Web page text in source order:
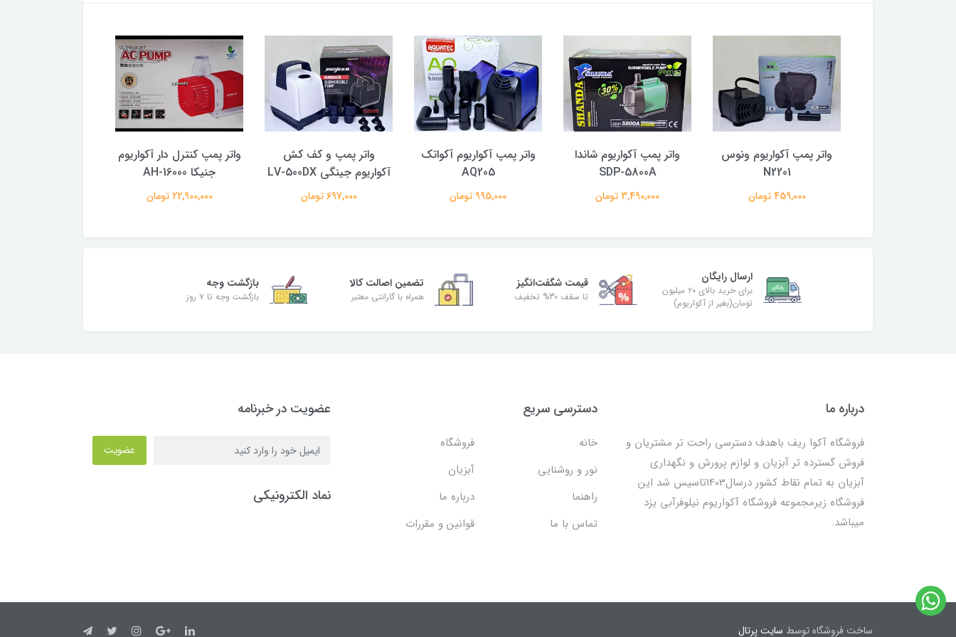
واتر پمپ آکواریوم ونوس
N2201
459,000 تومان
واتر پمپ آکواریوم شاندا
SDP-5800A
3,490,000 تومان
واتر پمپ آکواریوم آکواتک
AQ205
995,000 تومان
واتر پمپ و کف کش
آکواریوم جینگی LV-500DX
697,000 تومان
واتر پمپ کنترل دار آکواریوم
جنیکا AH-16000
22,900,000 تومان
ارسال رایگان
برای خرید بالای ۲۰ میلیون
تومان(بغیر از آکواریوم)
قیمت شگفت‌انگیز
تا سقف 30% تخفیف
تضمین اصالت کالا
همراه با گارانتی معتبر
بازگشت وجه
بازگشت وجه تا ۷ روز
درباره ما
فروشگاه آکوا ریف باهدف دسترسی راحت تر مشتریان و
فروش گسترده تر آبزیان و لوازم پرورش و نگهداری
آبزیان به تمام نقاط کشور درسال1403تاسیس شد این
فروشگاه زیرمجموعه فروشگاه آکواریوم نیلوفرآبی یزد
میباشد.
دسترسی سریع
خانه
فروشگاه
نور و روشنایی
آبزیان
راهنما
درباره ما
تماس با ما
قوانین و مقررات
عضویت در خبرنامه
عضویت
نماد الکترونیکی
ساخت فروشگاه توسط سایت پرتال